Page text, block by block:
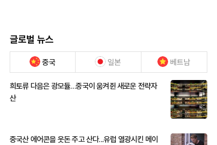
글로벌 뉴스
중국 일본 베트남
희토류 다음은 광모듈…중국이 움켜쥔 새로운 전략자
산
중국산 에어콘을 웃돈 주고 산다...유럽 열광시킨 메이